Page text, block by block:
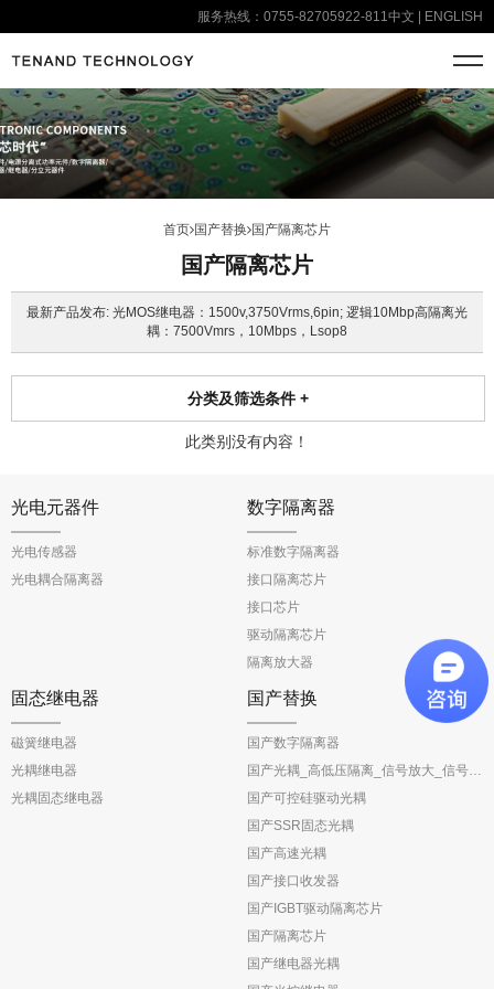
服务热线：0755-82705922-811中文 ENGLISH
首页 国产替换 国产隔离芯片
国产隔离芯片
最新产品发布: 光MOS继电器：1500v,3750Vrms,6pin; 逻辑10Mbp高隔离光
耦：7500Vmrs，10Mbps，Lsop8
分类及筛选条件 +
此类别没有内容！
光电元器件
光电传感器
光电耦合隔离器
数字隔离器
标准数字隔离器
接口隔离芯片
接口芯片
驱动隔离芯片
隔离放大器
固态继电器
磁簧继电器
光耦继电器
光耦固态继电器
国产替换
国产数字隔离器
国产光耦_高低压隔离_信号放大_信号反馈
国产可控硅驱动光耦
国产SSR固态光耦
国产高速光耦
国产接口收发器
国产IGBT驱动隔离芯片
国产隔离芯片
国产继电器光耦